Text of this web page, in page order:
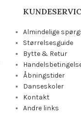
Almindelige
Størrelsesguide
Bytte & Retur
Åbningstider
Danseskoler
Kontakt
Andre links